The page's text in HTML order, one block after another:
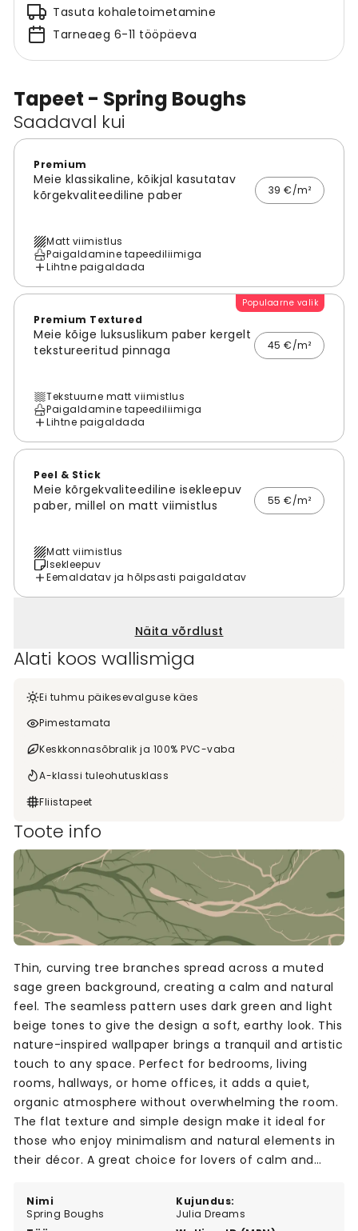
Tapeet - Spring Boughs
Saadaval kui
Premium
Meie klassikaline, kõikjal kasutatav
kõrgekvaliteediline paber
39 €/m²
Matt viimistlus
Paigaldamine tapeediliimiga
Lihtne paigaldada
Populaarne valik
Premium Textured
Meie kõige luksuslikum paber kergelt
tekstureeritud pinnaga
45 €/m²
Tekstuurne matt viimistlus
Paigaldamine tapeediliimiga
Lihtne paigaldada
Peel & Stick
Meie kõrgekvaliteediline isekleepuv
paber, millel on matt viimistlus
55 €/m²
Matt viimistlus
Isekleepuv
Eemaldatav ja hõlpsasti paigaldatav
Näita võrdlust
Alati koos wallismiga
Ei tuhmu päikesevalguse käes
Pimestamata
Keskkonnasõbralik ja 100% PVC-vaba
A-klassi tuleohutusklass
Fliistapeet
Toote info
Nimi
Spring Boughs
Kujundus:
Julia Dreams
Thin, curving tree branches spread across a muted
sage green background, creating a calm and natural
feel. The seamless pattern uses dark green and light
beige tones to give the design a soft, earthy look. This
nature-inspired wallpaper brings a tranquil and artistic
touch to any space. Perfect for bedrooms, living
rooms, hallways, or home offices, it adds a quiet,
organic atmosphere without overwhelming the room.
The flat texture and simple design make it ideal for
those who enjoy minimalism and natural elements in
their décor. A great choice for lovers of calm and
Tasuta kohaletoimetamine
Tarneaeg 6-11 tööpäeva